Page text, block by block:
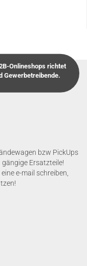
Onlineshops richtet
Gewerbetreibende.
bzw PickUps
Ersatzteile!
e-mail schreiben,